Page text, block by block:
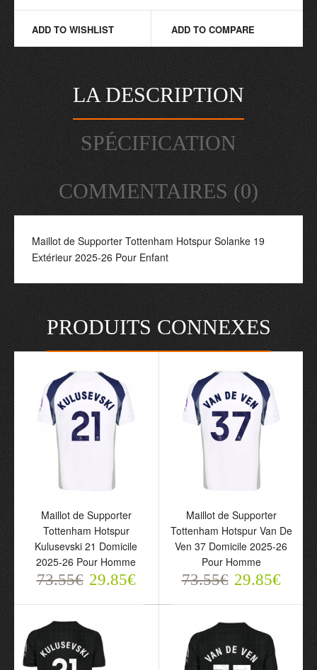
ADD TO WISHLIST ADD TO COMPARE
LA DESCRIPTION
SPÉCIFICATION
COMMENTAIRES (0)
Maillot de Supporter Tottenham Hotspur Solanke 19
Extérieur 2025-26 Pour Enfant
PRODUITS CONNEXES
Maillot de Supporter
Tottenham Hotspur
Kulusevski 21 Domicile
2025-26 Pour Homme
73.55€ 29.85€
Maillot de Supporter
Tottenham Hotspur Van De
Ven 37 Domicile 2025-26
Pour Homme
73.55€ 29.85€